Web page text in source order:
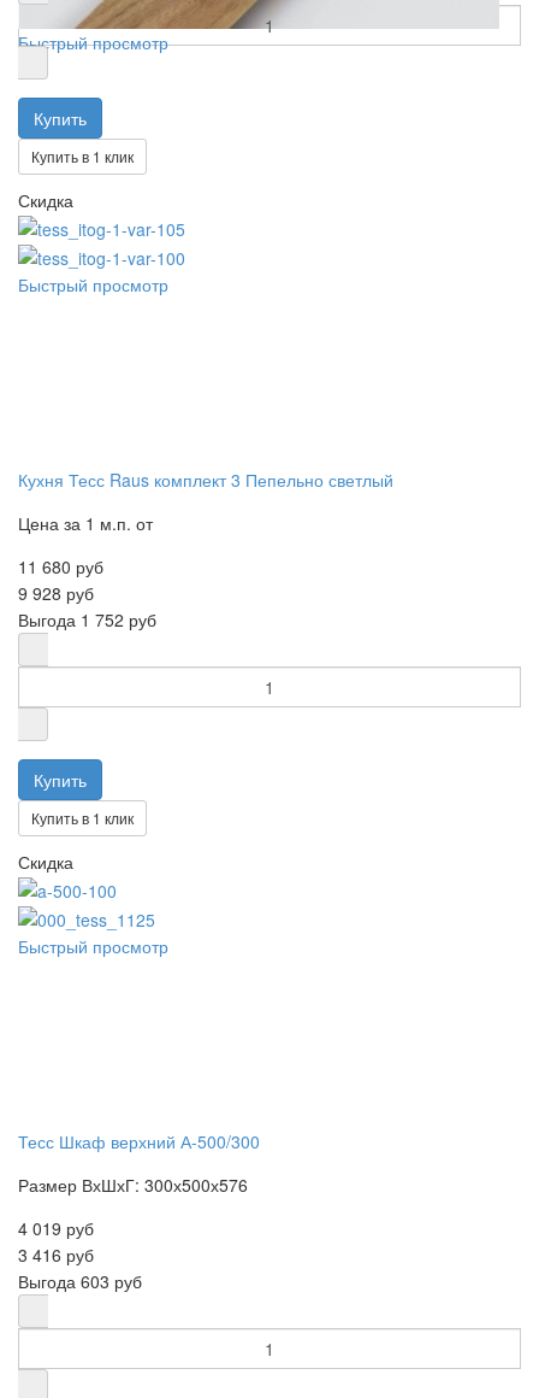
Быстрый просмотр
Купить в 1 клик
Скидка
Быстрый просмотр
Кухня Тесс Raus комплект 3 Пепельно светлый
Цена за 1 м.п. от
11 680 руб
9 928 руб
Выгода 1 752 руб
Купить в 1 клик
Скидка
Быстрый просмотр
Тесс Шкаф верхний А-500/300
Размер ВхШхГ: 300х500х576
4 019 руб
3 416 руб
Выгода 603 руб